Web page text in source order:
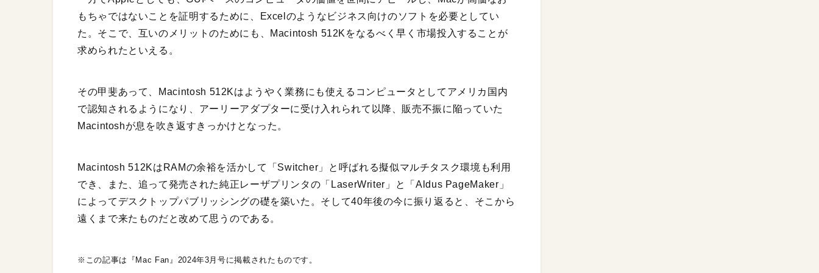
もちゃではないことを証明するために、Excelのようなビジネス向けのソフトを必要としてい
た。そこで、互いのメリットのためにも、Macintosh 512Kをなるべく早く市場投入することが
求められたといえる。
その甲斐あって、Macintosh 512Kはようやく業務にも使えるコンピュータとしてアメリカ国内
で認知されるようになり、アーリーアダプターに受け入れられて以降、販売不振に陥っていた
Macintoshが息を吹き返すきっかけとなった。
Macintosh 512KはRAMの余裕を活かして「Switcher」と呼ばれる擬似マルチタスク環境も利用
でき、また、追って発売された純正レーザプリンタの「LaserWriter」と「Aldus PageMaker」
によってデスクトップパブリッシングの礎を築いた。そして40年後の今に振り返ると、そこから
遠くまで来たものだと改めて思うのである。
※この記事は『Mac Fan』2024年3月号に掲載されたものです。